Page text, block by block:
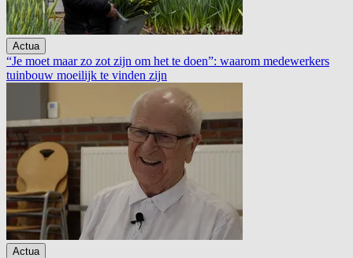
Actua
“Je moet maar zo zot zijn om het te doen”: waarom medewerkers
tuinbouw moeilijk te vinden zijn
Actua